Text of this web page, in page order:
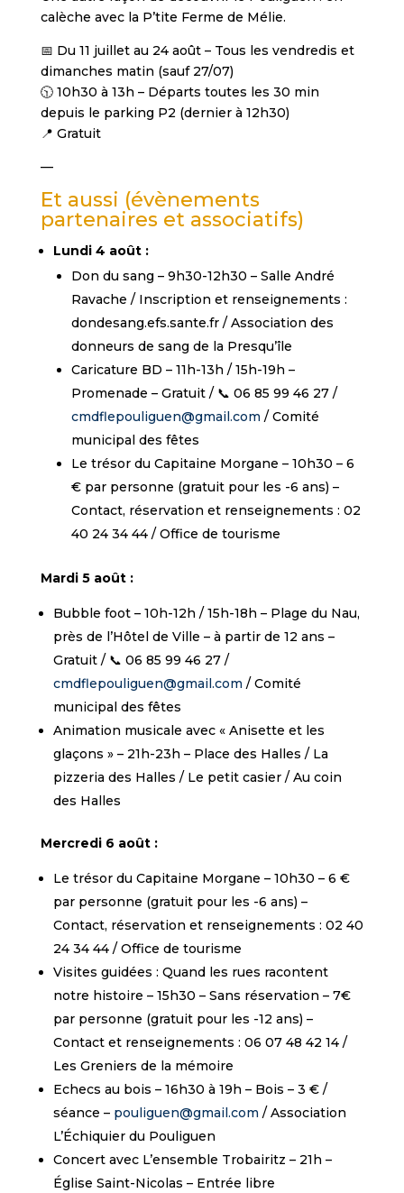
calèche avec la P’tite Ferme de Mélie.
📅 Du 11 juillet au 24 août – Tous les vendredis et
dimanches matin (sauf 27/07)
🕥 10h30 à 13h – Départs toutes les 30 min
depuis le parking P2 (dernier à 12h30)
📍 Gratuit
—
Et aussi (évènements
partenaires et associatifs)
Lundi 4 août :
Don du sang – 9h30-12h30 – Salle André
Ravache / Inscription et renseignements :
dondesang.efs.sante.fr / Association des
donneurs de sang de la Presqu’île
Caricature BD – 11h-13h / 15h-19h –
Promenade – Gratuit / 📞 06 85 99 46 27 /
cmdflepouliguen@gmail.com / Comité
municipal des fêtes
Le trésor du Capitaine Morgane – 10h30 – 6
€ par personne (gratuit pour les -6 ans) –
Contact, réservation et renseignements : 02
40 24 34 44 / Office de tourisme
Mardi 5 août :
Bubble foot – 10h-12h / 15h-18h – Plage du Nau,
près de l’Hôtel de Ville – à partir de 12 ans –
Gratuit / 📞 06 85 99 46 27 /
cmdflepouliguen@gmail.com / Comité
municipal des fêtes
Animation musicale avec « Anisette et les
glaçons » – 21h-23h – Place des Halles / La
pizzeria des Halles / Le petit casier / Au coin
des Halles
Mercredi 6 août :
Le trésor du Capitaine Morgane – 10h30 – 6 €
par personne (gratuit pour les -6 ans) –
Contact, réservation et renseignements : 02 40
24 34 44 / Office de tourisme
Visites guidées : Quand les rues racontent
notre histoire – 15h30 – Sans réservation – 7€
par personne (gratuit pour les -12 ans) –
Contact et renseignements : 06 07 48 42 14 /
Les Greniers de la mémoire
Echecs au bois – 16h30 à 19h – Bois – 3 € /
séance – pouliguen@gmail.com / Association
L’Échiquier du Pouliguen
Concert avec L’ensemble Trobairitz – 21h –
Église Saint-Nicolas – Entrée libre